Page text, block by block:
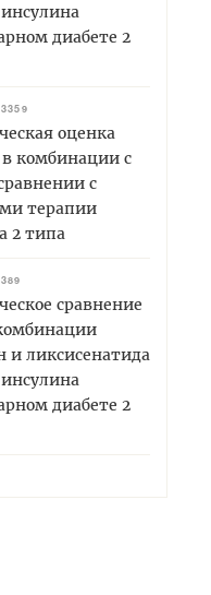
диабете 2
3359
оценка
комбинации с
с
терапии
2 типа
сравнение
и ликсисенатида
диабете 2